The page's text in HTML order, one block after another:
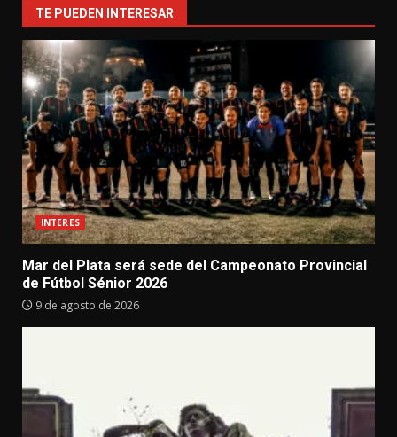
TE PUEDEN INTERESAR
INTERES
Mar del Plata será sede del Campeonato Provincial
de Fútbol Sénior 2026
9 de agosto de 2026